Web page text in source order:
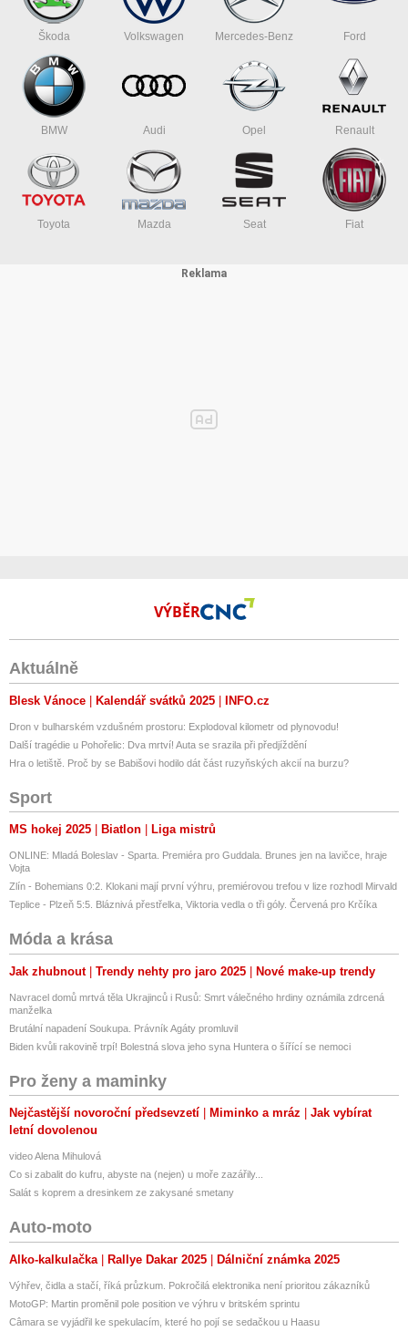
Škoda Volkswagen Mercedes-Benz Ford
BMW Audi Opel Renault
Toyota Mazda Seat Fiat
VÝBĚR
Aktuálně
Blesk Vánoce Kalendář svátků 2025 INFO.cz
Dron v bulharském vzdušném prostoru: Explodoval kilometr od plynovodu!
Další tragédie u Pohořelic: Dva mrtví! Auta se srazila při předjíždění
Hra o letiště. Proč by se Babišovi hodilo dát část ruzyňských akcií na burzu?
Sport
MS hokej 2025 Biatlon Liga mistrů
ONLINE: Mladá Boleslav - Sparta. Premiéra pro Guddala. Brunes jen na lavičce, hraje
Vojta
Zlín - Bohemians 0:2. Klokani mají první výhru, premiérovou trefou v lize rozhodl Mirvald
Teplice - Plzeň 5:5. Bláznivá přestřelka, Viktoria vedla o tři góly. Červená pro Krčíka
Móda a krása
Jak zhubnout Trendy nehty pro jaro 2025 Nové make-up trendy
Navracel domů mrtvá těla Ukrajinců i Rusů: Smrt válečného hrdiny oznámila zdrcená
manželka
Brutální napadení Soukupa. Právník Agáty promluvil
Biden kvůli rakovině trpí! Bolestná slova jeho syna Huntera o šířící se nemoci
Pro ženy a maminky
Nejčastější novoroční předsevzetí Miminko a mráz
Jak vybírat
letní dovolenou
video Alena Mihulová
Co si zabalit do kufru, abyste na (nejen) u moře zazářily...
Salát s koprem a dresinkem ze zakysané smetany
Auto-moto
Alko-kalkulačka Rallye Dakar 2025 Dálniční známka 2025
Výhřev, čidla a stačí, říká průzkum. Pokročilá elektronika není prioritou zákazníků
MotoGP: Martin proměnil pole position ve výhru v britském sprintu
Câmara se vyjádřil ke spekulacím, které ho pojí se sedačkou u Haasu